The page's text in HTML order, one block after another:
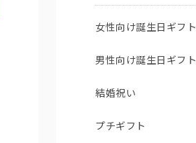
女性向け誕生日ギフト
男性向け誕生日ギフト
結婚祝い
プチギフト